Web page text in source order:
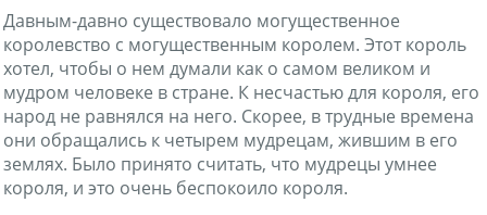
Давным-давно существовало могущественное
королевство с могущественным королем. Этот король
хотел, чтобы о нем думали как о самом великом и
мудром человеке в стране. К несчастью для короля, его
народ не равнялся на него. Скорее, в трудные времена
они обращались к четырем мудрецам, жившим в его
землях. Было принято считать, что мудрецы умнее
короля, и это очень беспокоило короля.